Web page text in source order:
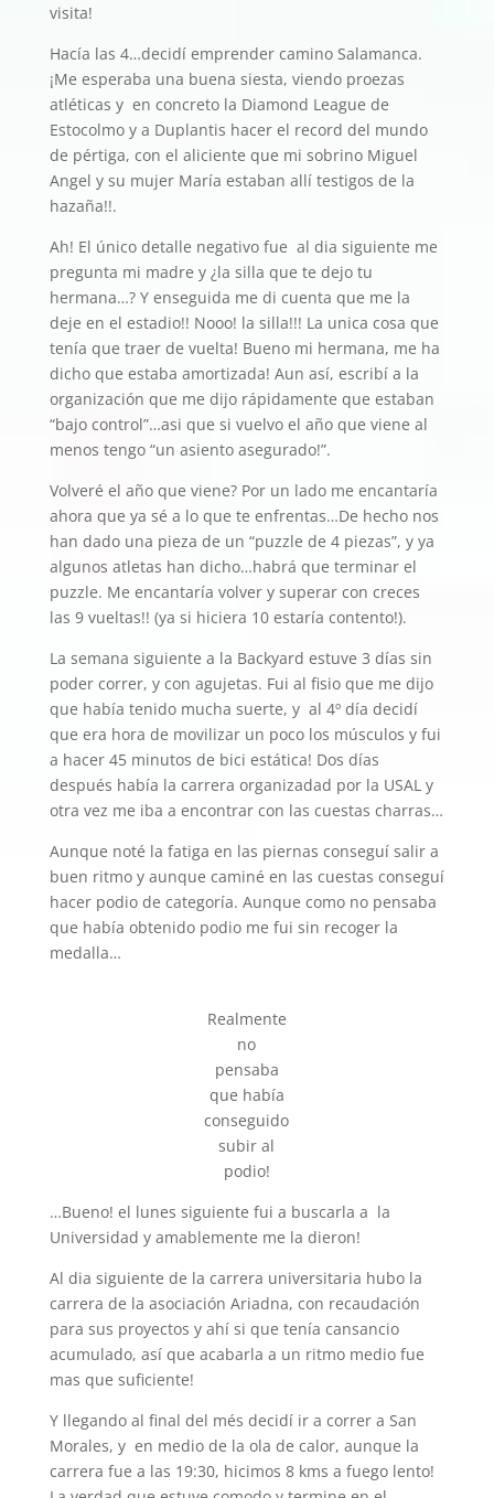
visita!
Hacía las 4…decidí emprender camino Salamanca.
¡Me esperaba una buena siesta, viendo proezas
atléticas y en concreto la Diamond League de
Estocolmo y a Duplantis hacer el record del mundo
de pértiga, con el aliciente que mi sobrino Miguel
Angel y su mujer María estaban allí testigos de la
hazaña!!.
Ah! El único detalle negativo fue al dia siguiente me
pregunta mi madre y ¿la silla que te dejo tu
hermana…? Y enseguida me di cuenta que me la
deje en el estadio!! Nooo! la silla!!! La unica cosa que
tenía que traer de vuelta! Bueno mi hermana, me ha
dicho que estaba amortizada! Aun así, escribí a la
organización que me dijo rápidamente que estaban
“bajo control”…asi que si vuelvo el año que viene al
menos tengo “un asiento asegurado!”.
Volveré el año que viene? Por un lado me encantaría
ahora que ya sé a lo que te enfrentas…De hecho nos
han dado una pieza de un “puzzle de 4 piezas”, y ya
algunos atletas han dicho…habrá que terminar el
puzzle. Me encantaría volver y superar con creces
las 9 vueltas!! (ya si hiciera 10 estaría contento!).
La semana siguiente a la Backyard estuve 3 días sin
poder correr, y con agujetas. Fui al fisio que me dijo
que había tenido mucha suerte, y al 4º día decidí
que era hora de movilizar un poco los músculos y fui
a hacer 45 minutos de bici estática! Dos días
después había la carrera organizadad por la USAL y
otra vez me iba a encontrar con las cuestas charras…
Aunque noté la fatiga en las piernas conseguí salir a
buen ritmo y aunque caminé en las cuestas conseguí
hacer podio de categoría. Aunque como no pensaba
que había obtenido podio me fui sin recoger la
medalla…
Realmente
no
pensaba
que había
conseguido
subir al
podio!
…Bueno! el lunes siguiente fui a buscarla a la
Universidad y amablemente me la dieron!
Al dia siguiente de la carrera universitaria hubo la
carrera de la asociación Ariadna, con recaudación
para sus proyectos y ahí si que tenía cansancio
acumulado, así que acabarla a un ritmo medio fue
mas que suficiente!
Y llegando al final del més decidí ir a correr a San
Morales, y en medio de la ola de calor, aunque la
carrera fue a las 19:30, hicimos 8 kms a fuego lento!